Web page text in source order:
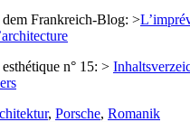
Frankreich-Blog: >
n° 15: >
, Porsche, Romanik